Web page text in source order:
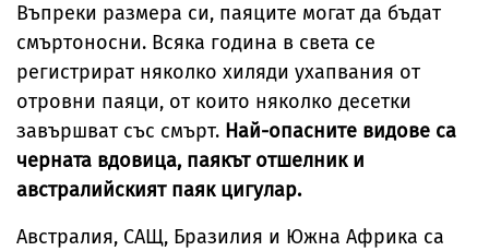
Въпреки размера си, паяците могат да бъдат
смъртоносни. Всяка година в света се
регистрират няколко хиляди ухапвания от
отровни паяци, от които няколко десетки
завършват със смърт. Най-опасните видове са
черната вдовица, паякът отшелник и
австралийският паяк цигулар.
Австралия, САЩ, Бразилия и Южна Африка са